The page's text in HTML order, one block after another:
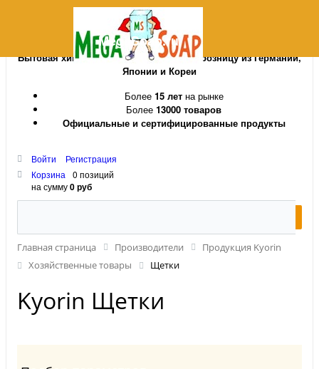
MegaSoap.ru
Бытовая химия и косметика оптом и в розницу из Германии,
Японии и Кореи
Более 15 летна рынке
Более 13000 товаров
Официальные и сертифицированные продукты
Войти
Регистрация
Корзина
0 позиций
на сумму0 руб
Главная страница Производители
Продукция Kyorin
Хозяйственные товары
Щетки
Kyorin Щетки